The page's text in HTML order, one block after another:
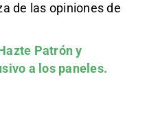
de las opiniones de
Patróny
a los paneles.